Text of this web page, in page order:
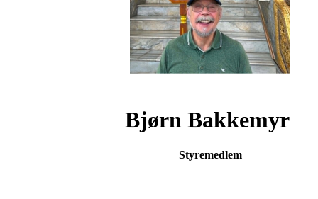
Bjørn Bakkemyr
Styremedlem